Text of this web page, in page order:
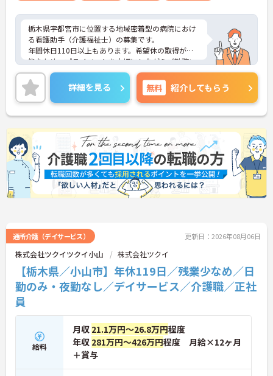
栃木県宇都宮市に位置する地域密着型の病院におけ
る看護助手（介護福祉士）の募集です。
年間休日110日以上もあります。希望休の取得が可
能なため、プライベートを大切にしながらご勤務い
ただけます。
ご興味のある方には、面接対策ポイントなど、さら
に詳細をご案内しますのでお気軽にご相談くださ
い！
詳細を見る 無料 紹介してもらう
通所介護（デイサービス） 更新日：2026年08月06日
株式会社ツクイツクイ小山 株式会社ツクイ
【栃木県／小山市】年休119日／残業少なめ／日
勤のみ・夜勤なし／デイサービス／介護職／正社
員
給料
月収 21.1万円～26.8万円程度
年収 281万円～426万円程度 月給×12ヶ月
＋賞与